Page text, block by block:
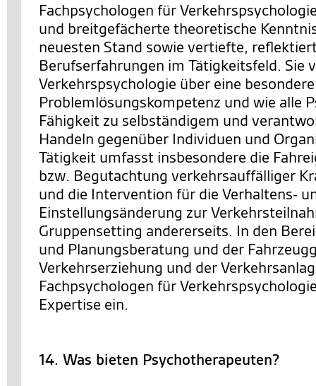
Fachpsychologen für
und breitgefächerte theoretische
neuesten Stand sowie vertiefte,
Berufserfahrungen im Tätigkeitsfeld. Sie
Verkehrspsychologie über eine besondere
Problemlösungskompetenz und wie alle
Fähigkeit zu selbständigem und
Handeln gegenüber Individuen und
Tätigkeit umfasst insbesondere die
bzw. Begutachtung verkehrsauffälliger
und die Intervention für die Verhaltens-
Einstellungsänderung zur
Gruppensetting andererseits. In den
und Planungsberatung und der
Verkehrserziehung und der
Fachpsychologen für
Expertise ein.
14. Was bieten Psychotherapeuten?